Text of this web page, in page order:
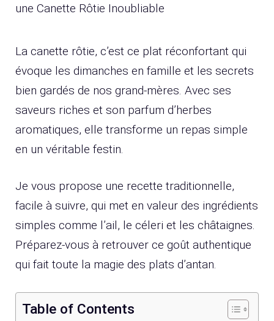
une Canette Rôtie Inoubliable
La canette rôtie, c’est ce plat réconfortant qui
évoque les dimanches en famille et les secrets
bien gardés de nos grand-mères. Avec ses
saveurs riches et son parfum d’herbes
aromatiques, elle transforme un repas simple
en un véritable festin.
Je vous propose une recette traditionnelle,
facile à suivre, qui met en valeur des ingrédients
simples comme l’ail, le céleri et les châtaignes.
Préparez-vous à retrouver ce goût authentique
qui fait toute la magie des plats d’antan.
Table of Contents